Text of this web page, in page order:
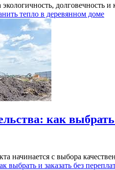
экологичность,
тепло в деревянном доме
как
начинается с выбора
выбрать и заказать без